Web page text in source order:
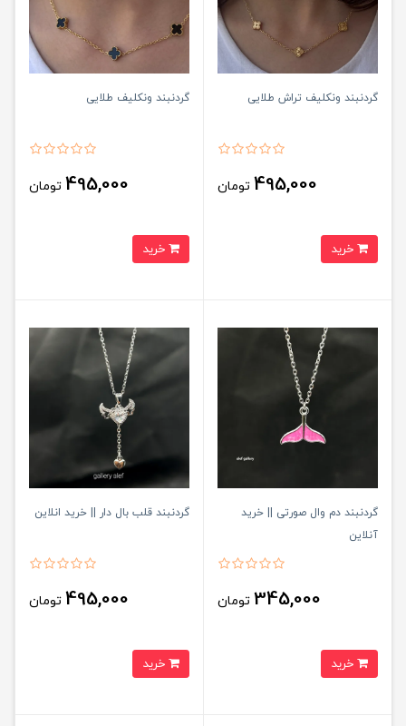
گردنبند ونکلیف تراش طلایی
495,000 تومان
گردنبند ونکلیف طلایی
495,000 تومان
گردنبند دم وال صورتی || خرید
آنلاین
345,000 تومان
گردنبند قلب بال دار || خرید انلاین
495,000 تومان